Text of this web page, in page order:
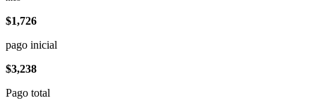
$1,726
pago inicial
$3,238
Pago total